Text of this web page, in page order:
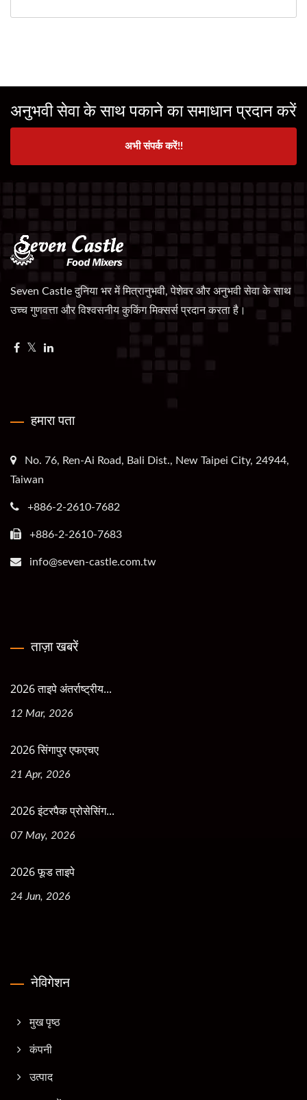
अनुभवी सेवा के साथ पकाने का समाधान प्रदान करें
अभी संपर्क करें!!
Seven Castle दुनिया भर में मित्रानुभवी, पेशेवर और अनुभवी सेवा के साथ
उच्च गुणवत्ता और विश्वसनीय कुकिंग मिक्सर्स प्रदान करता है।
हमारा पता
No. 76, Ren-Ai Road, Bali Dist., New Taipei City, 24944,
Taiwan
+886-2-2610-7682
+886-2-2610-7683
info@seven-castle.com.tw
ताज़ा खबरें
2026 ताइपे अंतर्राष्ट्रीय...
12 Mar, 2026
2026 सिंगापुर एफएचए
21 Apr, 2026
2026 इंटरपैक प्रोसेसिंग...
07 May, 2026
2026 फूड ताइपे
24 Jun, 2026
नेविगेशन
मुख पृष्ठ
कंपनी
उत्पाद